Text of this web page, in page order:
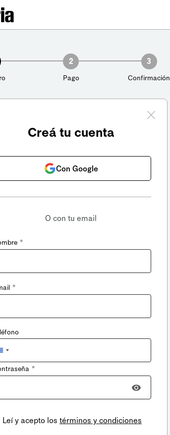
2
Pago
3
Confirmación
Creá tu cuenta
Con Google
O con tu email
*
*
*
Leí y acepto los términos y condiciones